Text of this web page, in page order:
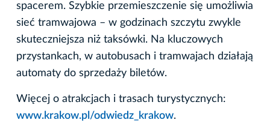
spacerem. Szybkie przemieszczenie się umożliwia
sieć tramwajowa – w godzinach szczytu zwykle
skuteczniejsza niż taksówki. Na kluczowych
przystankach, w autobusach i tramwajach działają
automaty do sprzedaży biletów.
Więcej o atrakcjach i trasach turystycznych:
www.krakow.pl/odwiedz_krakow.